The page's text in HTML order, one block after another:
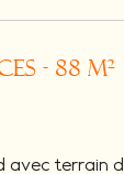
- 88 m²
terrain